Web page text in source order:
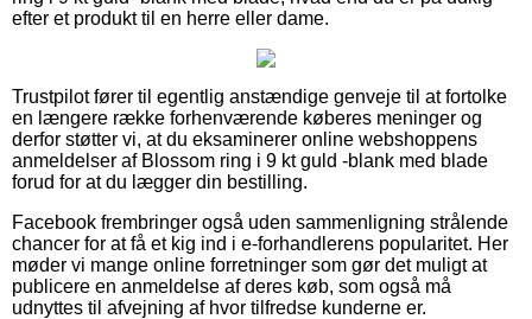
efter et produkt til en herre eller dame.
Trustpilot fører til egentlig anstændige genveje til at fortolke
en længere række forhenværende køberes meninger og
derfor støtter vi, at du eksaminerer online webshoppens
anmeldelser af Blossom ring i 9 kt guld -blank med blade
forud for at du lægger din bestilling.
Facebook frembringer også uden sammenligning strålende
chancer for at få et kig ind i e-forhandlerens popularitet. Her
møder vi mange online forretninger som gør det muligt at
publicere en anmeldelse af deres køb, som også må
udnyttes til afvejning af hvor tilfredse kunderne er.